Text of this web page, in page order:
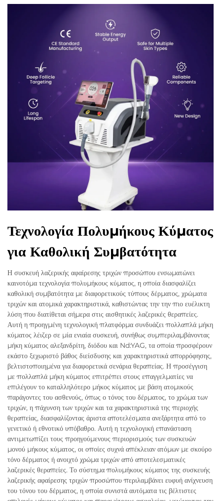
Τεχνολογία Πολυμήκους Κύματος
για Καθολική Συμβατότητα
Η συσκευή λαζερικής αφαίρεσης τριχών προσώπου ενσωματώνει
καινοτόμα τεχνολογία πολυμήκους κύματος, η οποία διασφαλίζει
καθολική συμβατότητα με διαφορετικούς τύπους δέρματος, χρώματα
τριχών και ατομικά χαρακτηριστικά, καθιστώντας την την πιο ευέλικτη
λύση που διατίθεται σήμερα στις αισθητικές λαζερικές θεραπείες.
Αυτή η προηγμένη τεχνολογική πλατφόρμα συνδυάζει πολλαπλά μήκη
κύματος λέιζερ σε μία ενιαία συσκευή, συνήθως συμπεριλαμβάνοντας
μήκη κύματος αλεξανδρίτη, διόδου και Nd:YAG, τα οποία προσφέρουν
εκάστο ξεχωριστό βάθος διείσδυσης και χαρακτηριστικά απορρόφησης,
βελτιστοποιημένα για διαφορετικά σενάρια θεραπείας. Η προσέγγιση
με πολλαπλά μήκη κύματος επιτρέπει στους επαγγελματίες να
επιλέγουν το καταλληλότερο μήκος κύματος με βάση ατομικούς
παράγοντες του ασθενούς, όπως ο τόνος του δέρματος, το χρώμα των
τριχών, η πάχυνση των τριχών και τα χαρακτηριστικά της περιοχής
θεραπείας, διασφαλίζοντας άριστα αποτελέσματα ανεξάρτητα από το
γενετικό ή εθνοτικό υπόβαθρο. Αυτή η τεχνολογική επανάσταση
αντιμετωπίζει τους προηγούμενους περιορισμούς των συσκευών
μονού μήκους κύματος, οι οποίες συχνά απέκλειαν ατόμων με σκούρο
τόνο δέρματος ή ανοιχτό χρώμα τριχών από αποτελεσματικές
λαζερικές θεραπείες. Το σύστημα πολυμήκους κύματος της συσκευής
λαζερικής αφαίρεσης τριχών προσώπου περιλαμβάνει ευφυή ανίχνευση
του τόνου του δέρματος, η οποία συνιστά αυτόματα τις βέλτιστες